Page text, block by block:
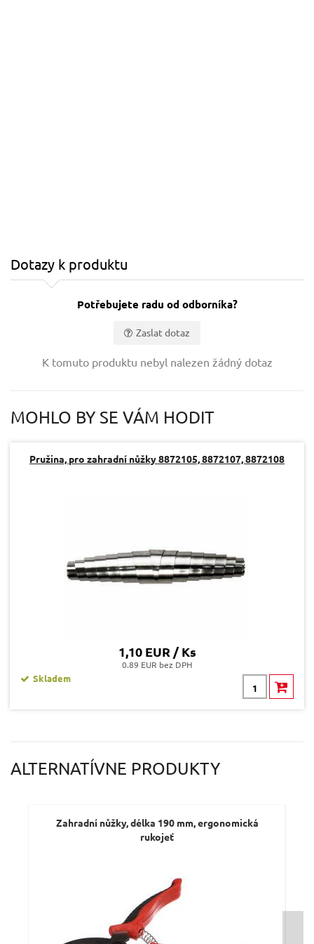
Dotazy k produktu
Potřebujete radu od odborníka?
Zaslat dotaz
Dotaz:
Odeslat dotaz
K tomuto produktu nebyl nalezen žádný dotaz
MOHLO BY SE VÁM HODIT
Pružina, pro zahradní nůžky 8872105, 8872107, 8872108
1,10 EUR / Ks
0.89 EUR bez DPH
Skladem
ALTERNATÍVNE PRODUKTY
Zahradní nůžky, délka 190 mm, ergonomická
rukojeť